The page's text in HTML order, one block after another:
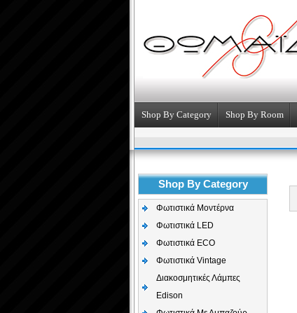
Shop By Category Shop By Room
Shop By Category
Φωτιστικά Μοντέρνα
Φωτιστικά LED
Φωτιστικά ECO
Φωτιστικά Vintage
Διακοσμητικές Λάμπες
Edison